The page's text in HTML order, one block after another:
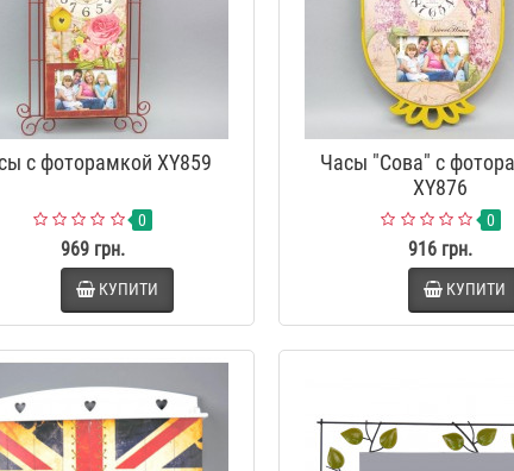
Набір для ванної "Savon" YX033
589 грн.
Диспенсер для
"Marva" YX049
219 грн.
с фоторамкой XY859
0
969 грн.
КУПИТИ
Часы "Сова" с
XY876
0
916 грн.
КУПИТИ